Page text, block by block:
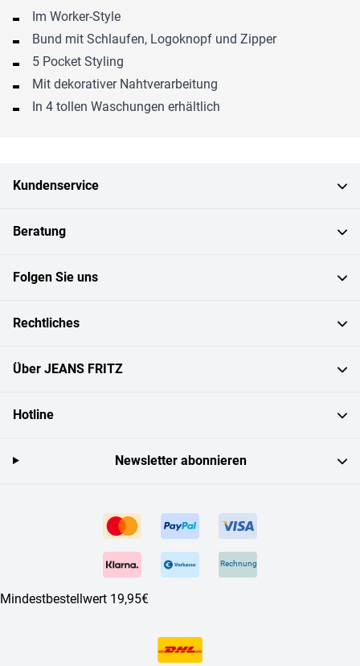
Im Worker-Style
Bund mit Schlaufen, Logoknopf und Zipper
5 Pocket Styling
Mit dekorativer Nahtverarbeitung
In 4 tollen Waschungen erhältlich
Kundenservice
Beratung
Folgen Sie uns
Rechtliches
Über JEANS FRITZ
Hotline
Rechnung
Mindestbestellwert 19,95€
Newsletter abonnieren